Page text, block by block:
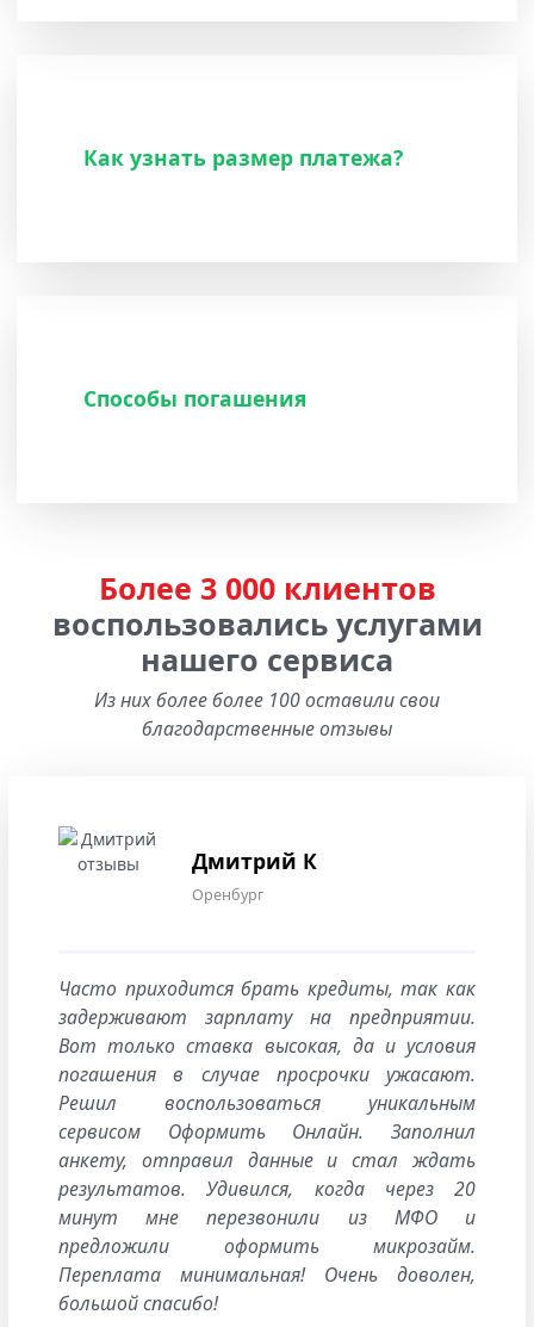
Как узнать размер платежа?
Способы погашения
Более 3 000 клиентов
воспользовались услугами
нашего сервиса
Из них более более 100 оставили свои
благодарственные отзывы
Дмитрий К
Оренбург
Часто приходится брать кредиты, так как
задерживают зарплату на предприятии.
Вот только ставка высокая, да и условия
погашения в случае просрочки ужасают.
Решил воспользоваться уникальным
сервисом Оформить Онлайн. Заполнил
анкету, отправил данные и стал ждать
результатов. Удивился, когда через 20
минут мне перезвонили из МФО и
предложили оформить микрозайм.
Переплата минимальная! Очень доволен,
большой спасибо!